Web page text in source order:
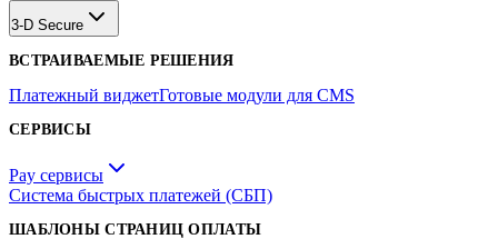
3-D Secure
ВСТРАИВАЕМЫЕ РЕШЕНИЯ
Платежный виджетГотовые модули для CMS
СЕРВИСЫ
Pay сервисы
Система быстрых платежей (СБП)
ШАБЛОНЫ СТРАНИЦ ОПЛАТЫ